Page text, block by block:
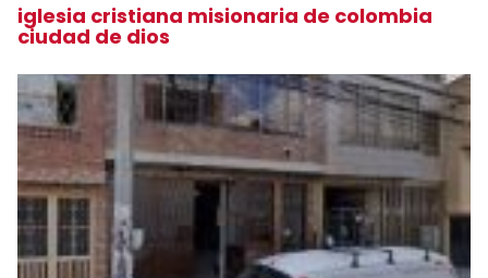
iglesia cristiana misionaria de colombia
ciudad de dios